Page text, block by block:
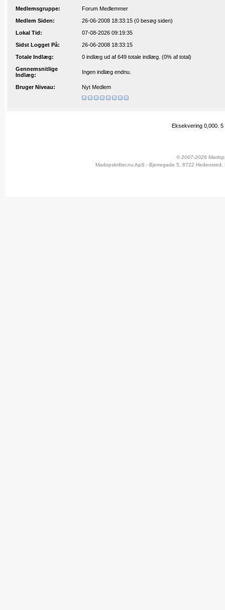
Medlemsgruppe:
Forum Medlemmer
Medlem Siden:
26-06-2008 18:33:15 (0 besøg siden)
Lokal Tid:
07-08-2026 09:19:35
Sidst Logget På:
26-06-2008 18:33:15
Totale Indlæg:
0 indlæg ud af 649 totale indlæg. (0% af total)
Gennemsnitlige
Indlæg:
Ingen indlæg endnu.
Bruger Niveau: Nyt Medlem
Eksekvering 0,000. 5
© 2007-2026
Madopskrifter.nu ApS - Bjerregade 5, 8722